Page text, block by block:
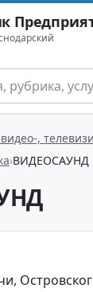
,
ВИДЕОСАУНД